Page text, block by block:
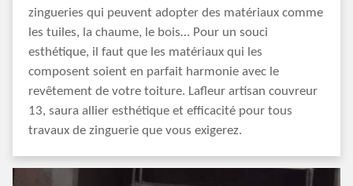
zingueries qui peuvent adopter des matériaux comme
les tuiles, la chaume, le bois… Pour un souci
esthétique, il faut que les matériaux qui les
composent soient en parfait harmonie avec le
revêtement de votre toiture. Lafleur artisan couvreur
13, saura allier esthétique et efficacité pour tous
travaux de zinguerie que vous exigerez.